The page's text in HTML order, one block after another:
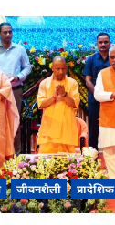
जीवनशैली प्रादेशिक